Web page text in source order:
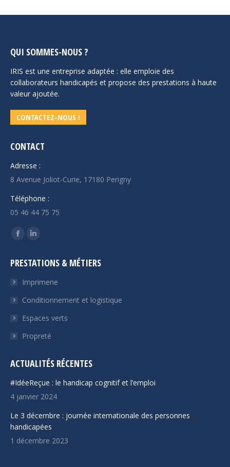
QUI SOMMES-NOUS ?
IRIS est une entreprise adaptée : elle emploie des
collaborateurs handicapés et propose des prestations à haute
valeur ajoutée.
CONTACTEZ-NOUS !
CONTACT
Adresse :
8 Avenue Joliot-Curie, 17180 Perigny
Téléphone :
05 46 44 75 75
Trouvez nous sur :
La
Facebook
s'ouvre
nouvelle
fenêtre
LinkedIn
s'ouvre
nouvelle
fenêtre
PRESTATIONS & MÉTIERS
Imprimerie
Conditionnement et logistique
Espaces verts
Propreté
ACTUALITÉS RÉCENTES
#IdéeReçue : le handicap cognitif et l’emploi
4 janvier 2024
Le 3 décembre : journée internationale des personnes
handicapées
1 décembre 2023